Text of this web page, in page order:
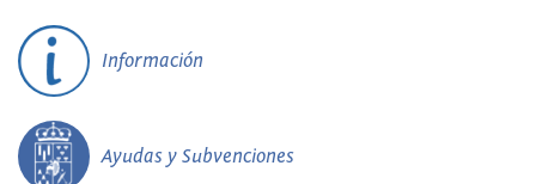
Información
Ayudas y Subvenciones